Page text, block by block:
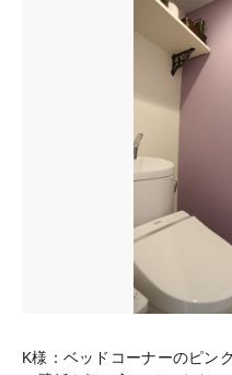
K様：ベッドコーナーのピン